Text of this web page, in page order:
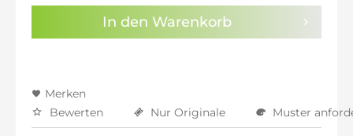
Sie haben dieDatenschutzbestimmungenzur
Kenntnis genommen.
In den Warenkorb
Merken
Bewerten
Nur Originale Muster